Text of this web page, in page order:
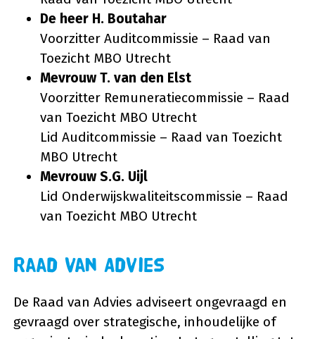
De heer H. Boutahar
Voorzitter Auditcommissie – Raad van
Toezicht MBO Utrecht
Mevrouw T. van den Elst
Voorzitter Remuneratiecommissie – Raad
van Toezicht MBO Utrecht
Lid Auditcommissie – Raad van Toezicht
MBO Utrecht
Mevrouw S.G. Uijl
Lid Onderwijskwaliteitscommissie – Raad
van Toezicht MBO Utrecht
Raad van Advies
De Raad van Advies adviseert ongevraagd en
gevraagd over strategische, inhoudelijke of